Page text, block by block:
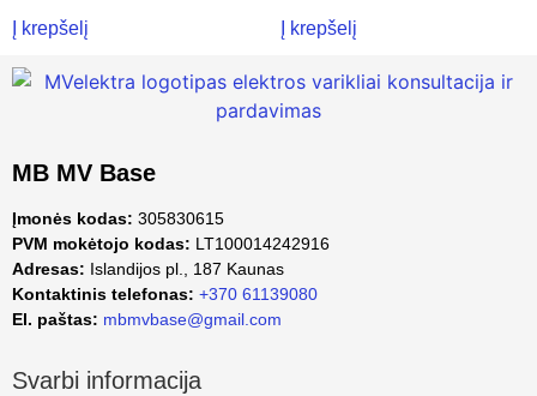
Į krepšelį Į krepšelį
MB MV Base
Įmonės kodas: 305830615
PVM mokėtojo kodas: LT100014242916
Adresas: Islandijos pl., 187 Kaunas
Kontaktinis telefonas: +370 61139080
El. paštas: mbmvbase@gmail.com
Svarbi informacija